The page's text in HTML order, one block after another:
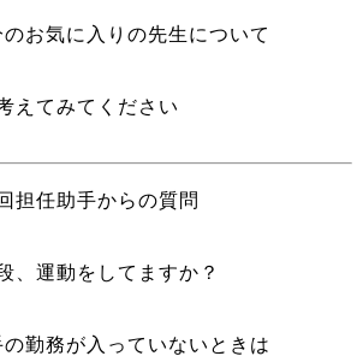
お気に入りの先生について
えてみてください
担任助手からの質問
、運動をしてますか？
勤務が入っていないときは